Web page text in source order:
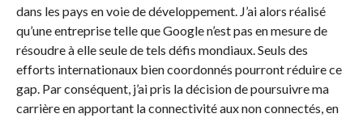
dans les pays en voie de développement. J’ai alors réalisé
qu’une entreprise telle que Google n’est pas en mesure de
résoudre à elle seule de tels défis mondiaux. Seuls des
efforts internationaux bien coordonnés pourront réduire ce
gap. Par conséquent, j’ai pris la décision de poursuivre ma
carrière en apportant la connectivité aux non connectés, en